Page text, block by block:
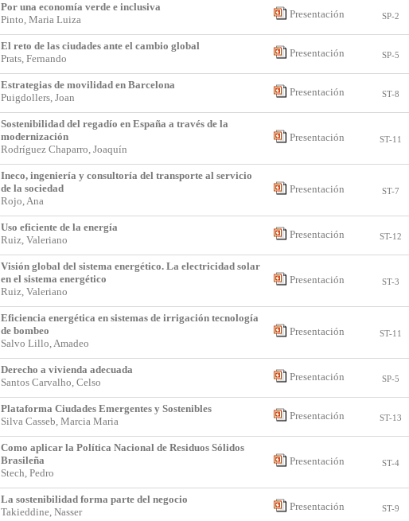
Por una economía verde e inclusiva
Pinto, Maria Luiza
Presentación SP-2
El reto de las ciudades ante el cambio global
Prats, Fernando
Presentación SP-5
Estrategias de movilidad en Barcelona
Puigdollers, Joan
Presentación ST-8
Sostenibilidad del regadío en España a través de la
modernización
Rodríguez Chaparro, Joaquín
Presentación ST-11
Ineco, ingeniería y consultoría del transporte al servicio
de la sociedad
Rojo, Ana
Presentación ST-7
Uso eficiente de la energía
Ruiz, Valeriano
Presentación ST-12
Visión global del sistema energético. La electricidad solar
en el sistema energético
Ruiz, Valeriano
Presentación ST-3
Eficiencia energética en sistemas de irrigación tecnología
de bombeo
Salvo Lillo, Amadeo
Presentación ST-11
Derecho a vivienda adecuada
Santos Carvalho, Celso
Presentación SP-5
Plataforma Ciudades Emergentes y Sostenibles
Silva Casseb, Marcia Maria
Presentación ST-13
Como aplicar la Política Nacional de Residuos Sólidos
Brasileña
Stech, Pedro
Presentación ST-4
La sostenibilidad forma parte del negocio
Takieddine, Nasser
Presentación ST-9